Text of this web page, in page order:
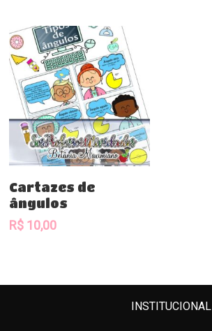
Comprar
Cartazes de
ângulos
R$ 10,00
INSTITUCIONAL